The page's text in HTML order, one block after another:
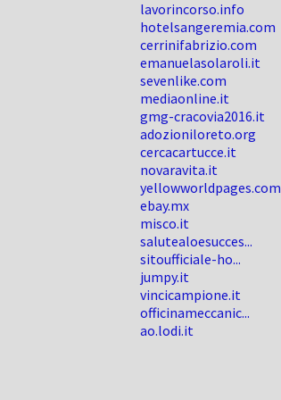
lavorincorso.info
hotelsangeremia.com
cerrinifabrizio.com
emanuelasolaroli.it
sevenlike.com
mediaonline.it
gmg-cracovia2016.it
adozioniloreto.org
cercacartucce.it
novaravita.it
yellowworldpages.com
ebay.mx
misco.it
salutealoesucces...
sitoufficiale-ho...
jumpy.it
vincicampione.it
officinameccanic...
ao.lodi.it